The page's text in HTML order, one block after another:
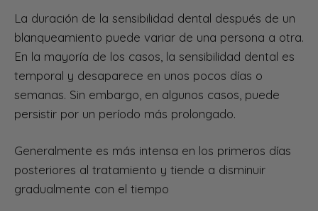
La duración de la sensibilidad dental después de un
blanqueamiento puede variar de una persona a otra.
En la mayoría de los casos, la sensibilidad dental es
temporal y desaparece en unos pocos días o
semanas. Sin embargo, en algunos casos, puede
persistir por un período más prolongado.
Generalmente es más intensa en los primeros días
posteriores al tratamiento y tiende a disminuir
gradualmente con el tiempo